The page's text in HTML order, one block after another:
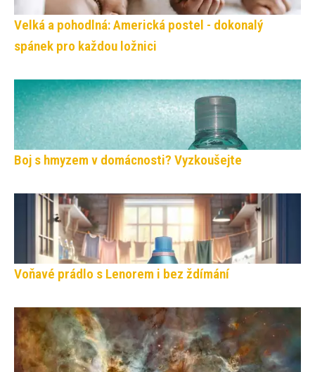
Velká a pohodlná: Americká postel - dokonalý
spánek pro každou ložnici
Boj s hmyzem v domácnosti? Vyzkoušejte
Voňavé prádlo s Lenorem i bez ždímání